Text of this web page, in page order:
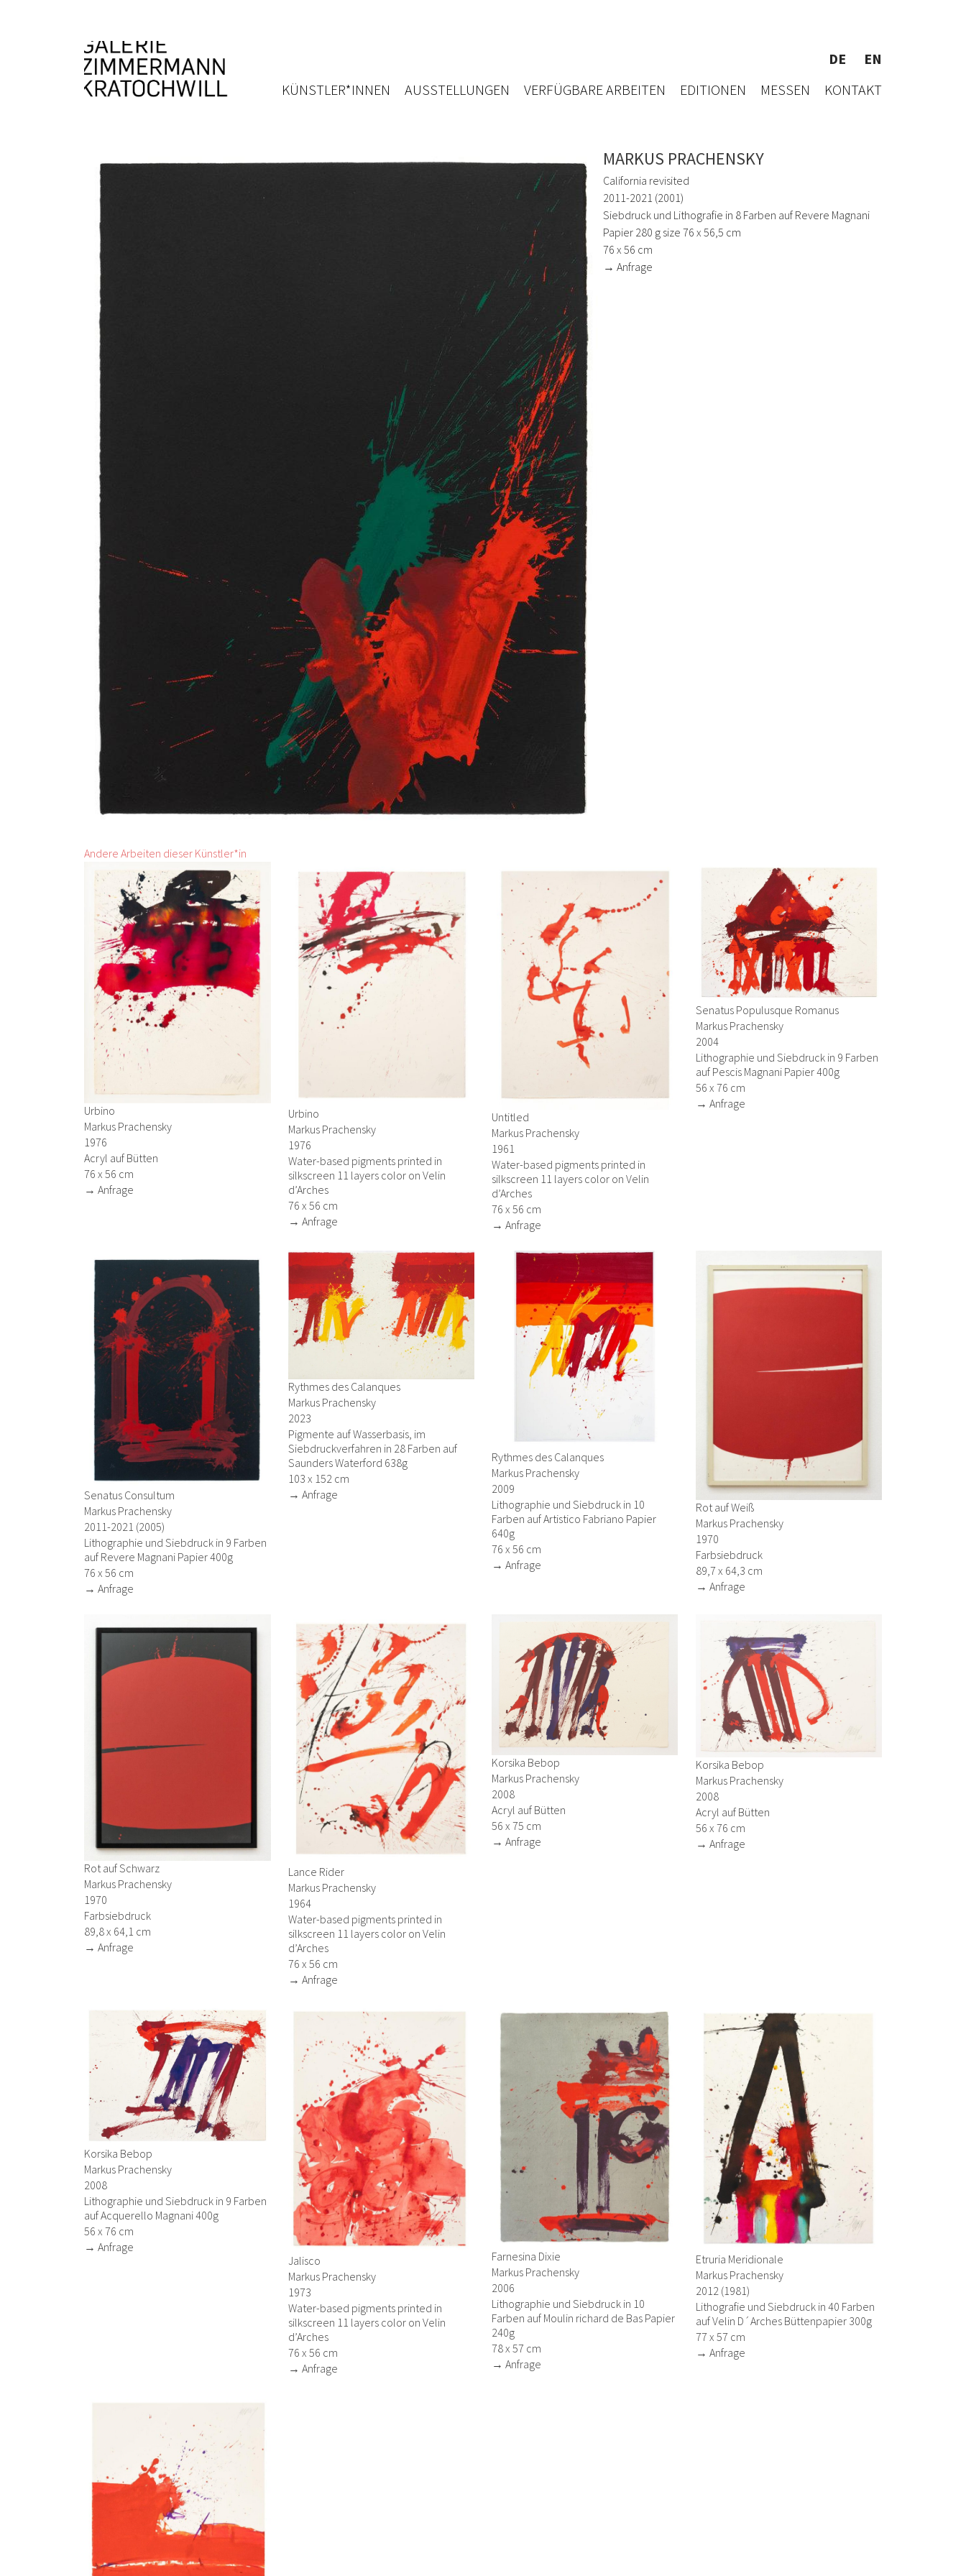
DE
EN
KÜNSTLER*INNEN
AUSSTELLUNGEN VERFÜGBARE ARBEITEN EDITIONEN MESSEN KONTAKT
MARKUS PRACHENSKY
California revisited
2011-2021 (2001)
Siebdruck und Lithografie in 8 Farben auf Revere Magnani
Papier 280 g size 76 x 56,5 cm
76 x 56 cm
→ Anfrage
Andere Arbeiten dieser Künstler*in
Urbino
Markus Prachensky
1976
Acryl auf Bütten
76 x 56 cm
→ Anfrage
Urbino
Markus Prachensky
1976
Water-based pigments printed in
silkscreen 11 layers color on Velin
d’Arches
76 x 56 cm
→ Anfrage
Untitled
Markus Prachensky
1961
Water-based pigments printed in
silkscreen 11 layers color on Velin
d’Arches
76 x 56 cm
→ Anfrage
Senatus Populusque Romanus
Markus Prachensky
2004
Lithographie und Siebdruck in 9 Farben
auf Pescis Magnani Papier 400g
56 x 76 cm
→ Anfrage
Senatus Consultum
Markus Prachensky
2011-2021 (2005)
Lithographie und Siebdruck in 9 Farben
auf Revere Magnani Papier 400g
76 x 56 cm
→ Anfrage
Rythmes des Calanques
Markus Prachensky
2023
Pigmente auf Wasserbasis, im
Siebdruckverfahren in 28 Farben auf
Saunders Waterford 638g
103 x 152 cm
→ Anfrage
Rythmes des Calanques
Markus Prachensky
2009
Lithographie und Siebdruck in 10
Farben auf Artistico Fabriano Papier
640g
76 x 56 cm
→ Anfrage
Rot auf Weiß
Markus Prachensky
1970
Farbsiebdruck
89,7 x 64,3 cm
→ Anfrage
Rot auf Schwarz
Markus Prachensky
1970
Farbsiebdruck
89,8 x 64,1 cm
→ Anfrage
Lance Rider
Markus Prachensky
1964
Water-based pigments printed in
silkscreen 11 layers color on Velin
d’Arches
76 x 56 cm
→ Anfrage
Korsika Bebop
Markus Prachensky
2008
Acryl auf Bütten
56 x 75 cm
→ Anfrage
Korsika Bebop
Markus Prachensky
2008
Acryl auf Bütten
56 x 76 cm
→ Anfrage
Korsika Bebop
Markus Prachensky
2008
Lithographie und Siebdruck in 9 Farben
auf Acquerello Magnani 400g
56 x 76 cm
→ Anfrage
Jalisco
Markus Prachensky
1973
Water-based pigments printed in
silkscreen 11 layers color on Velin
d’Arches
76 x 56 cm
→ Anfrage
Farnesina Dixie
Markus Prachensky
2006
Lithographie und Siebdruck in 10
Farben auf Moulin richard de Bas Papier
240g
78 x 57 cm
→ Anfrage
Etruria Meridionale
Markus Prachensky
2012 (1981)
Lithografie und Siebdruck in 40 Farben
auf Velin D´Arches Büttenpapier 300g
77 x 57 cm
→ Anfrage